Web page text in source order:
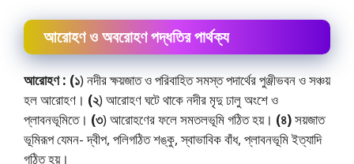
আরােহণ ও অবরােহণ পদ্ধতির পার্থক্য
আরােহণ : (১) নদীর ক্ষয়জাত ও পরিবাহিত সমস্ত পদার্থের পুঞ্জীভবন ও সঞ্চয়
হল আরােহণ। (২) আরােহণ ঘটে থাকে নদীর মৃদু ঢালু অংশে ও
প্লাবনভূমিতে। (৩) আরােহণের ফলে সমতলভূমি গঠিত হয়। (৪)সয়জাত
ভূমিরূপ যেমন- দ্বীপ, পলিগঠিত শঙ্কু, স্বাভাবিক বাঁধ, প্লাবনভূমি ইত্যাদি
গঠিত হয়।